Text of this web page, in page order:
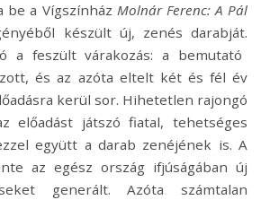
be a Vígszínház Molnár Ferenc: A Pál
készült új, zenés darabját.
a feszült várakozás: a bemutató
és az azóta eltelt két és fél év
kerül sor. Hihetetlen rajongó
előadást játszó fiatal, tehetséges
együtt a darab zenéjének is. A
az egész ország ifjúságában új
generált. Azóta számtalan